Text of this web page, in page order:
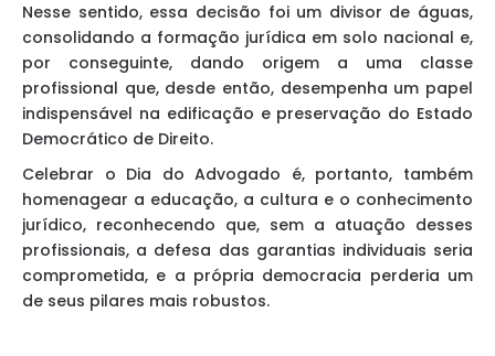
Nesse sentido, essa decisão foi um divisor de águas,
consolidando a formação jurídica em solo nacional e,
por conseguinte, dando origem a uma classe
profissional que, desde então, desempenha um papel
indispensável na edificação e preservação do Estado
Democrático de Direito.
Celebrar o Dia do Advogado é, portanto, também
homenagear a educação, a cultura e o conhecimento
jurídico, reconhecendo que, sem a atuação desses
profissionais, a defesa das garantias individuais seria
comprometida, e a própria democracia perderia um
de seus pilares mais robustos.